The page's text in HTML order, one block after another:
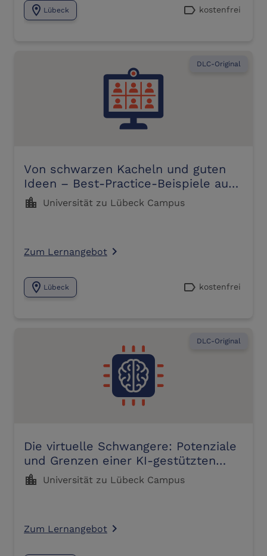
location_on Lübeck label kostenfrei
DLC-Original
Von schwarzen Kacheln und guten
Ideen – Best-Practice-Beispiele aus
der Online-Lehre für HealthCare
Professionals (10.06.2026)
location_city Universität zu Lübeck Campus
Zum Lernangebot navigate_next
location_on Lübeck label kostenfrei
DLC-Original
Die virtuelle Schwangere: Potenziale
und Grenzen einer KI-gestützten
Simulation von Anamnesegesprächen
in der Hebammenlehre (17.06.2026)
location_city Universität zu Lübeck Campus
Zum Lernangebot navigate_next